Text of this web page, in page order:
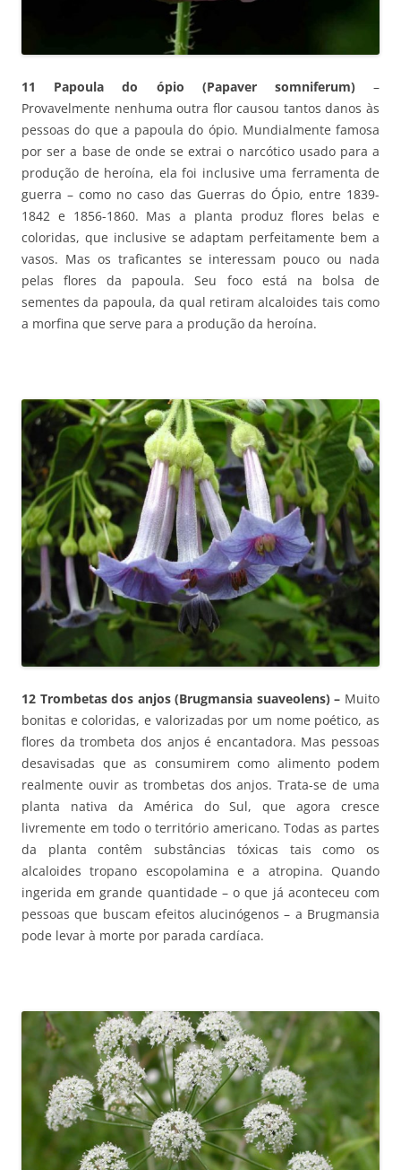
11 Papoula do ópio (Papaver somniferum)–
Provavelmente nenhuma outra flor causou tantos danos às
pessoas do que a papoula do ópio. Mundialmente famosa
por ser a base de onde se extrai o narcótico usado para a
produção de heroína, ela foi inclusive uma ferramenta de
guerra – como no caso das Guerras do Ópio, entre 1839-
1842 e 1856-1860. Mas a planta produz flores belas e
coloridas, que inclusive se adaptam perfeitamente bem a
vasos. Mas os traficantes se interessam pouco ou nada
pelas flores da papoula. Seu foco está na bolsa de
sementes da papoula, da qual retiram alcaloides tais como
a morfina que serve para a produção da heroína.
12 Trombetas dos anjos (Brugmansia suaveolens) – Muito
bonitas e coloridas, e valorizadas por um nome poético, as
flores da trombeta dos anjos é encantadora. Mas pessoas
desavisadas que as consumirem como alimento podem
realmente ouvir as trombetas dos anjos. Trata-se de uma
planta nativa da América do Sul, que agora cresce
livremente em todo o território americano. Todas as partes
da planta contêm substâncias tóxicas tais como os
alcaloides tropano escopolamina e a atropina. Quando
ingerida em grande quantidade – o que já aconteceu com
pessoas que buscam efeitos alucinógenos – a Brugmansia
pode levar à morte por parada cardíaca.